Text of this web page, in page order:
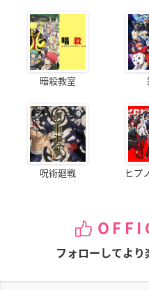
暗殺教室
呪術廻戦 ヒプ
フォローしてより